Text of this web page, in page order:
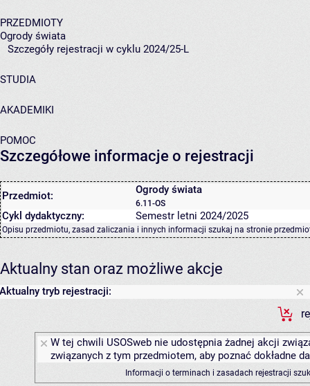
PRZEDMIOTY
Ogrody świata
Szczegóły rejestracji w cyklu 2024/25-L
STUDIA
AKADEMIKI
POMOC
Szczegółowe informacje o rejestracji
Przedmiot: Ogrody świata
6.11-OS
Cykl dydaktyczny: Semestr letni 2024/2025
Opisu przedmiotu, zasad zaliczania i innych informacji szukaj na stronie
Aktualny stan oraz możliwe akcje
Aktualny tryb rejestracji:
W tej chwili USOSweb nie udostępnia żadnej akcji
związanych z tym przedmiotem, aby poznać dokładne
Informacji o terminach i zasadach rejestracji